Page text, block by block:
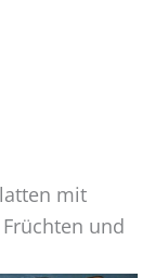
mit
und